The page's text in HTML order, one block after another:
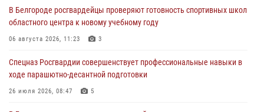
В Алексеевском округе росгвардейцы пресекли условное
проникновение в детский лагерь «Солнышко»
Белгородским радиослушателям рассказали о роли физической
культуры в жизни росгвардейцев
В Белгороде росгвардейцы проверяют готовность спортивных школ
областного центра к новому учебному году
06 августа 2026, 11:23 3
Спецназ Росгвардии совершенствует профессиональные навыки в
ходе парашютно-десантной подготовки
26 июля 2026, 08:47 5